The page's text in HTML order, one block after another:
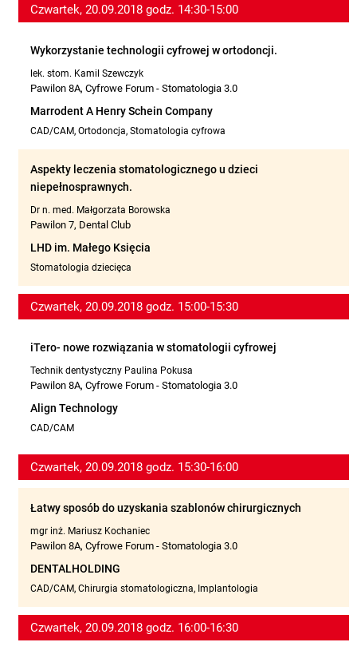
Czwartek, 20.09.2018 godz. 14:30-15:00
Wykorzystanie technologii cyfrowej w ortodoncji.
lek. stom. Kamil Szewczyk
Pawilon 8A, Cyfrowe Forum - Stomatologia 3.0
Marrodent A Henry Schein Company
CAD/CAM, Ortodoncja, Stomatologia cyfrowa
Aspekty leczenia stomatologicznego u dzieci
niepełnosprawnych.
Dr n. med. Małgorzata Borowska
Pawilon 7, Dental Club
LHD im. Małego Księcia
Stomatologia dziecięca
Czwartek, 20.09.2018 godz. 15:00-15:30
iTero- nowe rozwiązania w stomatologii cyfrowej
Technik dentystyczny Paulina Pokusa
Pawilon 8A, Cyfrowe Forum - Stomatologia 3.0
Align Technology
CAD/CAM
Czwartek, 20.09.2018 godz. 15:30-16:00
Łatwy sposób do uzyskania szablonów chirurgicznych
mgr inż. Mariusz Kochaniec
Pawilon 8A, Cyfrowe Forum - Stomatologia 3.0
DENTALHOLDING
CAD/CAM, Chirurgia stomatologiczna, Implantologia
Czwartek, 20.09.2018 godz. 16:00-16:30